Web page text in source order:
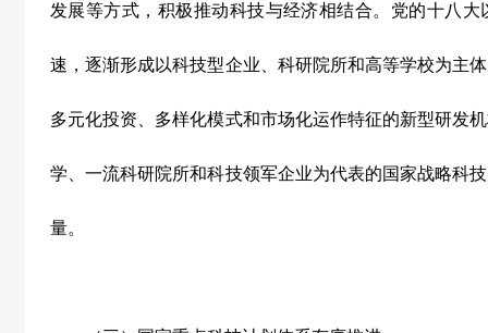
发展等方式，积极推动科技与经济相结合。党的十八
速，逐渐形成以科技型企业、科研院所和高等学校为主
多元化投资、多样化模式和市场化运作特征的新型研发
学、一流科研院所和科技领军企业为代表的国家战略科
量。